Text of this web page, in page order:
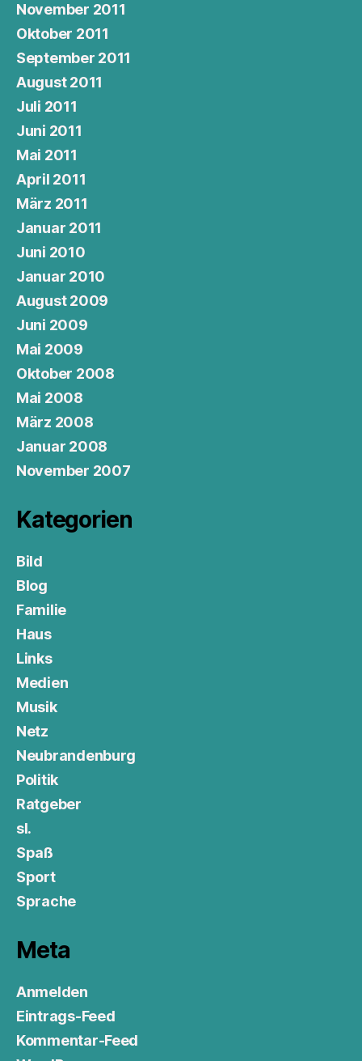
November 2011
Oktober 2011
September 2011
August 2011
Juli 2011
Juni 2011
Mai 2011
April 2011
März 2011
Januar 2011
Juni 2010
Januar 2010
August 2009
Juni 2009
Mai 2009
Oktober 2008
Mai 2008
März 2008
Januar 2008
November 2007
Kategorien
Bild
Blog
Familie
Haus
Links
Medien
Musik
Netz
Neubrandenburg
Politik
Ratgeber
sl.
Spaß
Sport
Sprache
Meta
Anmelden
Eintrags-Feed
Kommentar-Feed